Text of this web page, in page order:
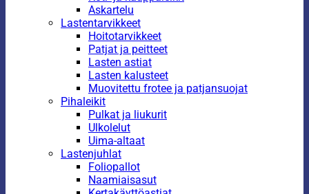
Askartelu
Lastentarvikkeet
Hoitotarvikkeet
Patjat ja peitteet
Lasten astiat
Lasten kalusteet
Muovitettu frotee ja patjansuojat
Pihaleikit
Pulkat ja liukurit
Ulkolelut
Uima-altaat
Lastenjuhlat
Foliopallot
Naamiaisasut